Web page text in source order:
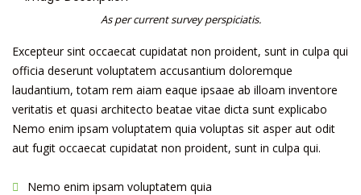
As per current survey perspiciatis.
Excepteur sint occaecat cupidatat non proident, sunt in culpa qui
officia deserunt voluptatem accusantium doloremque
laudantium, totam rem aiam eaque ipsaae ab illoam inventore
veritatis et quasi architecto beatae vitae dicta sunt explicabo
Nemo enim ipsam voluptatem quia voluptas sit asper aut odit
aut fugit occaecat cupidatat non proident, sunt in culpa qui.
Nemo enim ipsam voluptatem quia